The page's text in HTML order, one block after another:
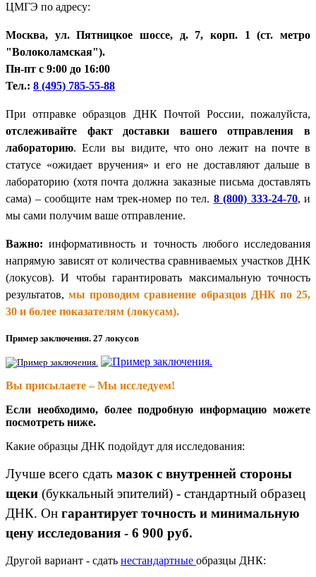
ЦМГЭ по адресу:
Москва, ул. Пятницкое шоссе, д. 7, корп. 1 (ст. метро
"Волоколамская").
Пн-пт с 9:00 до 16:00
Тел.: 8 (495) 785-55-88
При отправке образцов ДНК Почтой России, пожалуйста,
отслеживайте факт доставки вашего отправления в
лабораторию. Если вы видите, что оно лежит на почте в
статусе «ожидает вручения» и его не доставляют дальше в
лабораторию (хотя почта должна заказные письма доставлять
сама) – сообщите нам трек-номер по тел. 8 (800) 333-24-70, и
мы сами получим ваше отправление.
Важно: информативность и точность любого исследования
напрямую зависят от количества сравниваемых участков ДНК
(локусов). И чтобы гарантировать максимальную точность
результатов,мы проводим сравнение образцов ДНК по 25,
30 и более показателям (локусам).
Пример заключения. 27 локусов
Вы присылаете – Мы исследуем!
Если необходимо, более подробную информацию можете
посмотреть ниже.
Какие образцы ДНК подойдут для исследования:
Лучше всего сдать мазок с внутренней стороны
щеки (буккальный эпителий) - стандартный образец
ДНК. Он гарантирует точность и минимальную
цену исследования - 6 900 руб.
Другой вариант - сдать нестандартные образцы ДНК: